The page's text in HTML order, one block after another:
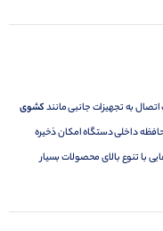
کشوی
حافظه داخلی دستگاه امکان ذخیره
با تنوع بالای محصولات بسیار